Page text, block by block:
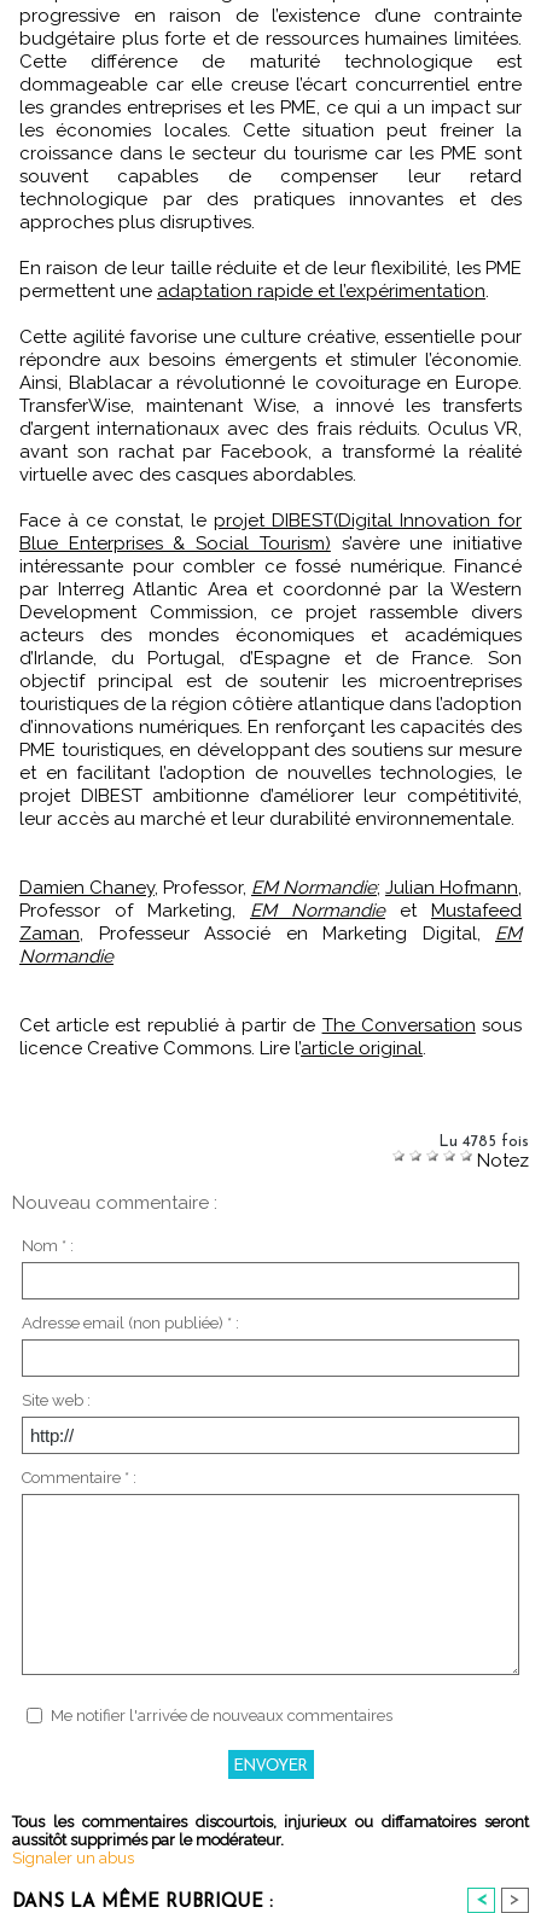
progressive en raison de l’existence d’une contrainte
budgétaire plus forte et de ressources humaines limitées.
Cette différence de maturité technologique est
dommageable car elle creuse l’écart concurrentiel entre
les grandes entreprises et les PME, ce qui a un impact sur
les économies locales. Cette situation peut freiner la
croissance dans le secteur du tourisme car les PME sont
souvent capables de compenser leur retard
technologique par des pratiques innovantes et des
approches plus disruptives.
En raison de leur taille réduite et de leur flexibilité, les PME
permettent une adaptation rapide et l’expérimentation.
Cette agilité favorise une culture créative, essentielle pour
répondre aux besoins émergents et stimuler l’économie.
Ainsi, Blablacar a révolutionné le covoiturage en Europe.
TransferWise, maintenant Wise, a innové les transferts
d’argent internationaux avec des frais réduits. Oculus VR,
avant son rachat par Facebook, a transformé la réalité
virtuelle avec des casques abordables.
Face à ce constat, le projet DIBEST(Digital Innovation for
Blue Enterprises & Social Tourism) s’avère une initiative
intéressante pour combler ce fossé numérique. Financé
par Interreg Atlantic Area et coordonné par la Western
Development Commission, ce projet rassemble divers
acteurs des mondes économiques et académiques
d’Irlande, du Portugal, d’Espagne et de France. Son
objectif principal est de soutenir les microentreprises
touristiques de la région côtière atlantique dans l’adoption
d’innovations numériques. En renforçant les capacités des
PME touristiques, en développant des soutiens sur mesure
et en facilitant l’adoption de nouvelles technologies, le
projet DIBEST ambitionne d’améliorer leur compétitivité,
leur accès au marché et leur durabilité environnementale.
Damien Chaney, Professor, EM Normandie; Julian Hofmann,
Professor of Marketing, EM Normandieet Mustafeed
Zaman, Professeur Associé en Marketing Digital, EM
Normandie
Cet article est republié à partir de The Conversation sous
licence Creative Commons. Lire l’article original.
Lu 4785 fois
Notez
Nouveau commentaire :
Nom * :
Adresse email (non publiée) * :
Site web :
Commentaire * :
Me notifier l'arrivée de nouveaux commentaires
Tous les commentaires discourtois, injurieux ou diffamatoires seront
aussitôt supprimés par le modérateur.
Signaler un abus
DANS LA MÊME RUBRIQUE : < >